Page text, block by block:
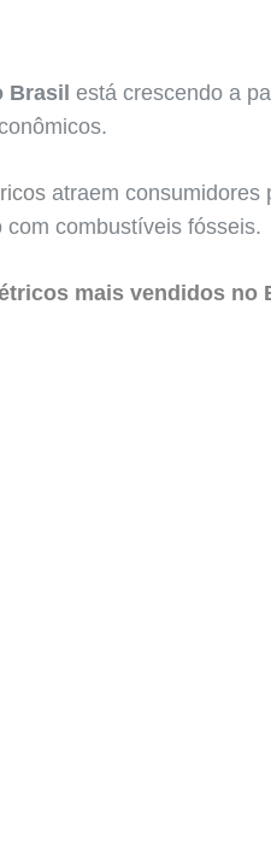
está crescendo a
atraem consumidores
combustíveis fósseis.
mais vendidos no